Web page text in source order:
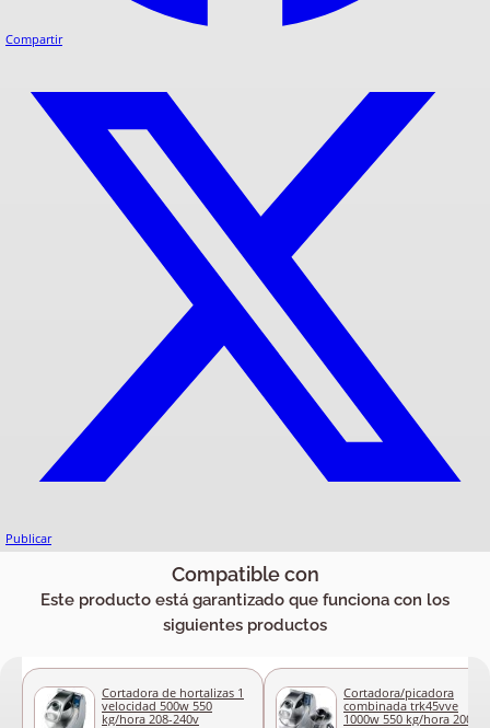
Compartir
Publicar
Compatible con
Este producto está garantizado que funciona con los
siguientes productos
Cortadora de hortalizas 1
velocidad 500w 550
kg/hora 208-240v
Cortadora/picadora
combinada trk45vve
1000w 550 kg/hora 200-